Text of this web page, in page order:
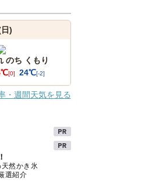
)
のち くもり
[0] 24℃[-2]
・週間天気を見る
然かき氷
選紹介